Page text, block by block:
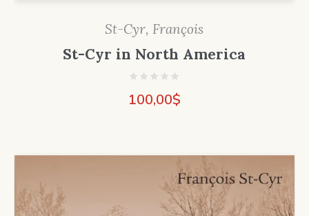
St-Cyr, François
St-Cyr in North America
100,00$